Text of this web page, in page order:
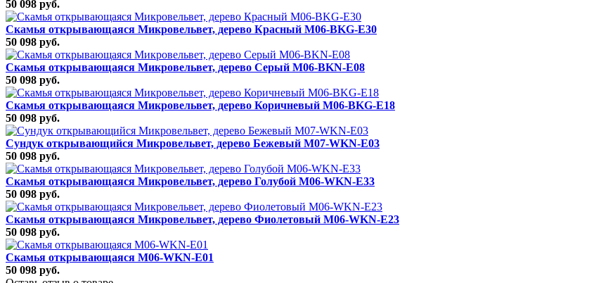
50 098 руб.
Скамья открывающаяся Микровельвет, дерево Красный M06-BKG-E30
50 098 руб.
Скамья открывающаяся Микровельвет, дерево Серый M06-BKN-E08
50 098 руб.
Скамья открывающаяся Микровельвет, дерево Коричневый M06-BKG-E18
50 098 руб.
Сундук открывающийся Микровельвет, дерево Бежевый M07-WKN-E03
50 098 руб.
Скамья открывающаяся Микровельвет, дерево Голубой M06-WKN-E33
50 098 руб.
Скамья открывающаяся Микровельвет, дерево Фиолетовый M06-WKN-E23
50 098 руб.
Скамья открывающаяся M06-WKN-E01
50 098 руб.